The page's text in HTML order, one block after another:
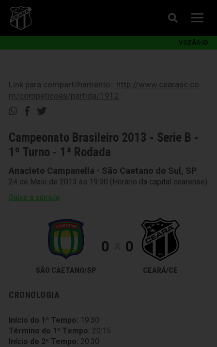
VOZÃO ID
Link para compartilhamento:: http://www.cearasc.co
m/competicoes/partida/1912
Campeonato Brasileiro 2013 - Serie B -
1º Turno - 1ª Rodada
Anacleto Campanella - São Caetano do Sul, SP
24 de Maio de 2013 às 19:30 (Horário da capital cearense)
Baixe a súmula
SÃO CAETANO/SP
0 0
CEARÁ/CE
CRONOLOGIA
Início do 1º Tempo: 19:30
Término do 1º Tempo: 20:15
Início do 2º Tempo: 20:30